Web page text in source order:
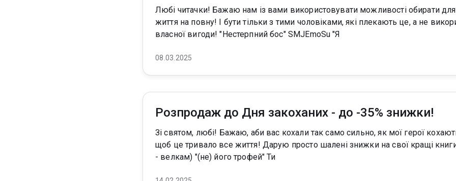
Любі читачки! Бажаю нам із вами використовувати можливості обирати для себе щасливе
життя на повну! І бути тільки з тими чоловіками, які плекають це, а не
власної вигоди! "Нестерпний бос" SMJEmoSu "Я
08.03.2025
Розпродаж до Дня закоханих - до -35% знижки!
Зі святом, любі! Бажаю, аби вас кохали так само сильно, як мої герої кохають своїх героїнь і
щоб це тривало все життя! Дарую просто шалені знижки на свої кращі книги) Хто ще не купив
- велкам) "(не) його трофей" Ти